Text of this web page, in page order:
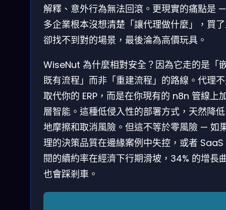
解釋、意外行為無法回滾。更現實的痛點是
多企業根本沒想清楚「讓代理做什麼」，買
卻找不到對的場景，最後淪為高價玩具。
WiseNut 為什麼相對安全？因為它走的是「
既有流程」而非「重建流程」的路線。代理
取代你的 ERP，而是在你現有的 n8n 管線上
層智能。這種低侵入性的部署方式，天然降
地摩擦和取消風險。但這不等於零風險 — 如
理的決策品質在邊緣案例中失控，或者 SaaS
閱的續約率在經濟下行期滑坡，34% 的增長
也會踩剎車。